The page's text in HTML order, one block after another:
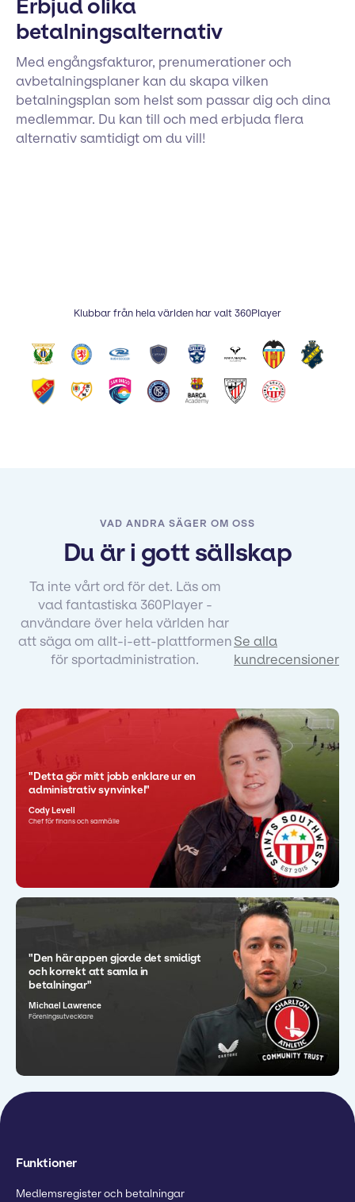
Erbjud olika
betalningsalternativ
Med engångsfakturor, prenumerationer och
avbetalningsplaner kan du skapa vilken
betalningsplan som helst som passar dig och dina
medlemmar. Du kan till och med erbjuda flera
alternativ samtidigt om du vill!
Klubbar från hela världen har valt 360Player
VAD ANDRA SÄGER OM OSS
Du är i gott sällskap
Ta inte vårt ord för det. Läs om
vad fantastiska 360Player -
användare över hela världen har
att säga om allt-i-ett-plattformen
för sportadministration.
Se alla
kundrecensioner
"Detta gör mitt jobb enklare ur en
administrativ synvinkel"
Cody Levell
Chef för finans och samhälle
"Den här appen gjorde det smidigt
och korrekt att samla in
betalningar"
Michael Lawrence
Föreningsutvecklare
Funktioner
Medlemsregister och betalningar